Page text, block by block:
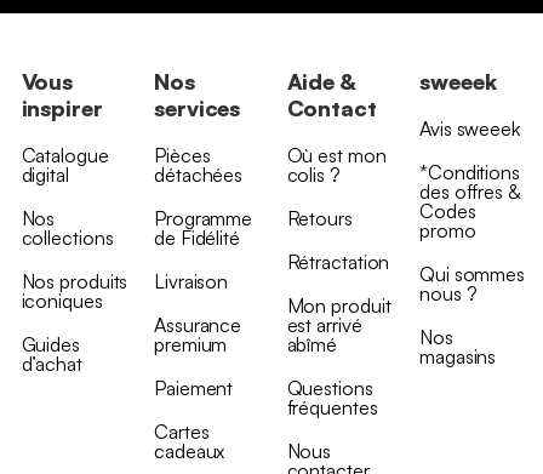
Vous
inspirer
Catalogue
digital
Nos
collections
Nos produits
iconiques
Guides
d’achat
Nos
services
Pièces
détachées
Programme
de Fidélité
Livraison
Assurance
premium
Paiement
Cartes
cadeaux
Aide &
Contact
Où est mon
colis ?
Retours
Rétractation
Mon produit
est arrivé
abîmé
Questions
fréquentes
Nous
sweeek
Avis sweeek
*Conditions
des offres &
Codes
promo
Qui sommes
nous ?
Nos
magasins